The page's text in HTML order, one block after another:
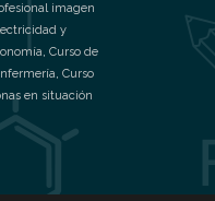
imagen
y
, Curso de
, Curso
en situación